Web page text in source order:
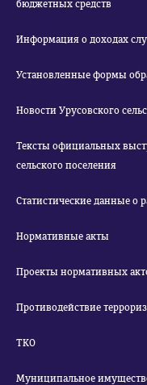
бюджетных средств
Информация о доходах
Установленные формы
Новости Урусовского
Тексты официальных
сельского поселения
Статистические данные о
Нормативные акты
Проекты нормативных
Противодействие
ТКО
Муниципальное